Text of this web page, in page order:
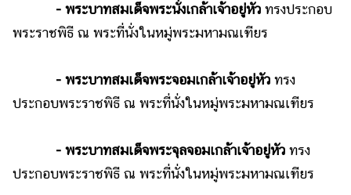
- พระบาทสมเด็จพระนั่งเกล้าเจ้าอยู่หัว ทรงประกอบ
พระราชพิธี ณ พระที่นั่งในหมู่พระมหามณเฑียร
- พระบาทสมเด็จพระจอมเกล้าเจ้าอยู่หัว ทรง
ประกอบพระราชพิธี ณ พระที่นั่งในหมู่พระมหามณเฑียร
- พระบาทสมเด็จพระจุลจอมเกล้าเจ้าอยู่หัว ทรง
ประกอบพระราชพิธี ณ พระที่นั่งในหมู่พระมหามณเฑียร